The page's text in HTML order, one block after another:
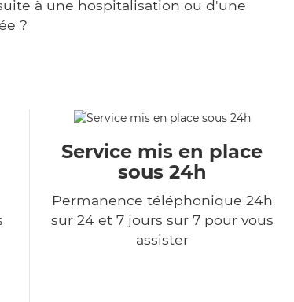
à une hospitalisation ou d'une
?
Service mis en place
sous 24h
Permanence téléphonique 24h
sur 24 et 7 jours sur 7 pour vous
assister